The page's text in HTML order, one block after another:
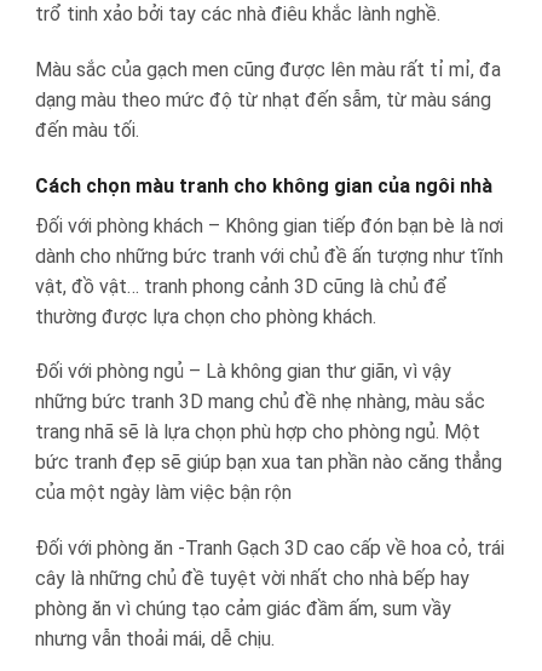
trổ tinh xảo bởi tay các nhà điêu khắc lành nghề.
Màu sắc của gạch men cũng được lên màu rất tỉ mỉ, đa
dạng màu theo mức độ từ nhạt đến sẫm, từ màu sáng
đến màu tối.
Cách chọn màu tranh cho không gian của ngôi nhà
Đối với phòng khách – Không gian tiếp đón bạn bè là nơi
dành cho những bức tranh với chủ đề ấn tượng như tĩnh
vật, đồ vật… tranh phong cảnh 3D cũng là chủ để
thường được lựa chọn cho phòng khách.
Đối với phòng ngủ – Là không gian thư giãn, vì vậy
những bức tranh 3D mang chủ đề nhẹ nhàng, màu sắc
trang nhã sẽ là lựa chọn phù hợp cho phòng ngủ. Một
bức tranh đẹp sẽ giúp bạn xua tan phần nào căng thẳng
của một ngày làm việc bận rộn
Đối với phòng ăn -Tranh Gạch 3D cao cấp về hoa cỏ, trái
cây là những chủ đề tuyệt vời nhất cho nhà bếp hay
phòng ăn vì chúng tạo cảm giác đầm ấm, sum vầy
nhưng vẫn thoải mái, dễ chịu.